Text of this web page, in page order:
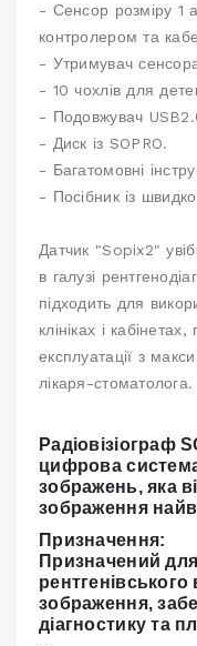
- Сенсор розміру 1
контролером та
- Утримувач
- 10 чохлів для
- Подовжувач
- Диск із SOPRO.
- Багатомовні
- Посібник із
Датчик "Sopix2"
в галузі
підходить для
клініках і
експлуатації з
лікаря-стоматолога.
Радіовізіограф
цифрова
зображень, яка
зображення
Призначення:
Призначений
зображення,
діагностику та